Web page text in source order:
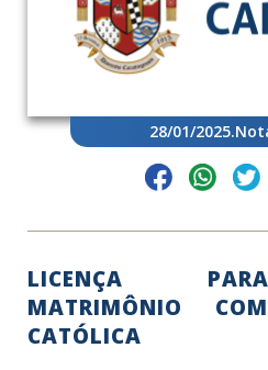
28/01/2025.
LICENÇA
MATRIMÔNIO
CATÓLICA